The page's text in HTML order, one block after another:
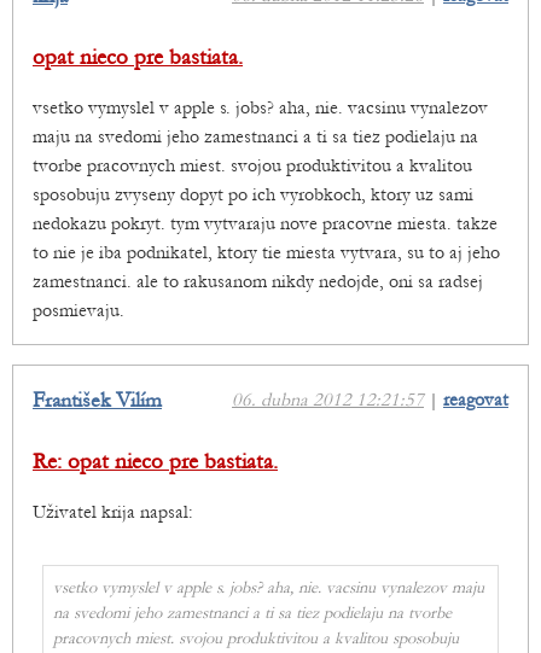
opat nieco pre bastiata.
vsetko vymyslel v apple s. jobs? aha, nie. vacsinu vynalezov
maju na svedomi jeho zamestnanci a ti sa tiez podielaju na
tvorbe pracovnych miest. svojou produktivitou a kvalitou
sposobuju zvyseny dopyt po ich vyrobkoch, ktory uz sami
nedokazu pokryt. tym vytvaraju nove pracovne miesta. takze
to nie je iba podnikatel, ktory tie miesta vytvara, su to aj jeho
zamestnanci. ale to rakusanom nikdy nedojde, oni sa radsej
posmievaju.
06. dubna 2012 12:21:57| reagovat
František Vilím
Re: opat nieco pre bastiata.
Uživatel krija napsal:
vsetko vymyslel v apple s. jobs? aha, nie. vacsinu vynalezov maju
na svedomi jeho zamestnanci a ti sa tiez podielaju na tvorbe
pracovnych miest. svojou produktivitou a kvalitou sposobuju